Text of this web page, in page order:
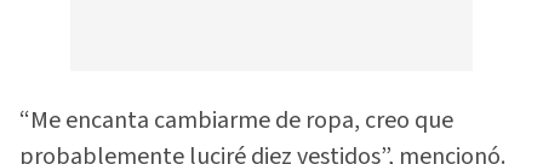
“Me encanta cambiarme de ropa, creo que
probablemente luciré diez vestidos”, mencionó.